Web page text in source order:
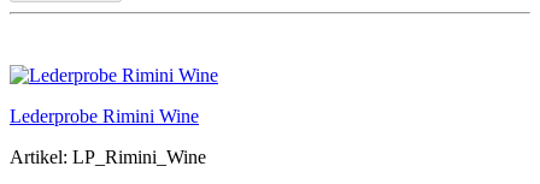
Lederprobe Rimini Wine
Artikel: LP_Rimini_Wine